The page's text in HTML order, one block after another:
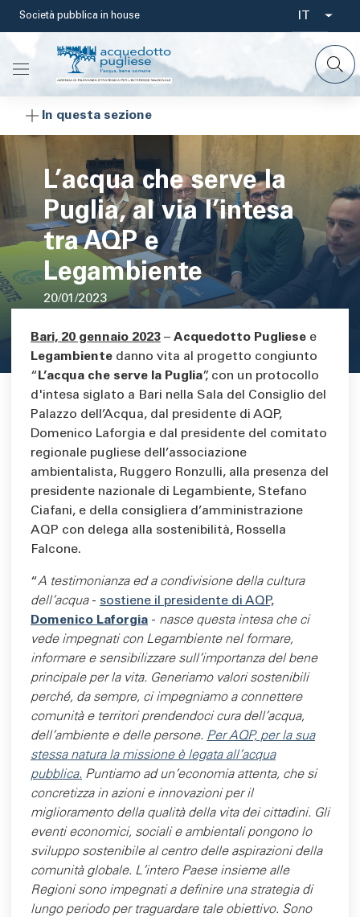
Salta
contenuto
principale
Società pubblica in house
Select
your
IT
In questa sezione
L’acqua che serve la
Puglia, al via l’intesa
tra AQP e
Legambiente
20/01/2023
Area di testo
Bari, 20 gennaio 2023 – Acquedotto Pugliese e
Legambiente danno vita al progetto congiunto
“ L’acqua che serve la Puglia”, con un protocollo
d'intesa siglato a Bari nella Sala del Consiglio del
Palazzo dell’Acqua, dal presidente di AQP,
Domenico Laforgia e dal presidente del comitato
regionale pugliese dell’associazione
ambientalista, Ruggero Ronzulli, alla presenza del
presidente nazionale di Legambiente, Stefano
Ciafani, e della consigliera d’amministrazione
AQP con delega alla sostenibilità, Rossella
Falcone.
“A testimonianza ed a condivisione della cultura
dell’acqua - sostiene il presidente di AQP,
Domenico Laforgia - nasce questa intesa che ci
vede impegnati con Legambiente nel formare,
informare e sensibilizzare sull’importanza del bene
principale per la vita. Generiamo valori sostenibili
perché, da sempre, ci impegniamo a connettere
comunità e territori prendendoci cura dell’acqua,
dell’ambiente e delle persone. Per AQP, per la sua
stessa natura la missione è legata all’acqua
pubblica. Puntiamo ad un’economia attenta, che si
concretizza in azioni e innovazioni per il
miglioramento della qualità della vita dei cittadini. Gli
eventi economici, sociali e ambientali pongono lo
sviluppo sostenibile al centro delle aspirazioni della
comunità globale. L’intero Paese insieme alle
Regioni sono impegnati a definire una strategia di
lungo periodo per traguardare tale obiettivo. Sono